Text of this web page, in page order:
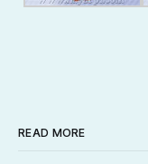
READ MORE